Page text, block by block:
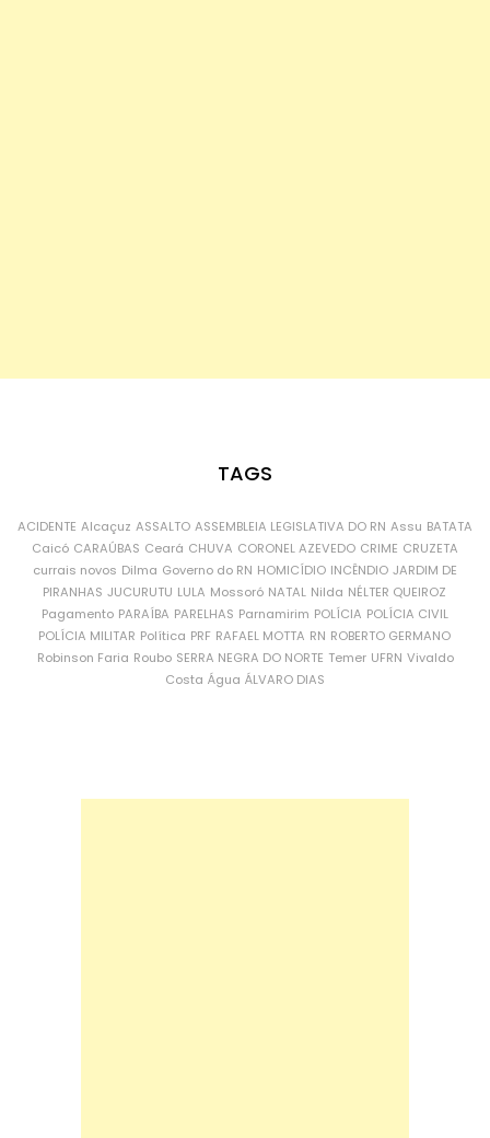
TAGS
ACIDENTE Alcaçuz ASSALTO ASSEMBLEIA LEGISLATIVA DO RN Assu BATATA
Caicó CARAÚBAS Ceará CHUVA CORONEL AZEVEDO CRIME CRUZETA
currais novos Dilma Governo do RN HOMICÍDIO INCÊNDIO JARDIM DE
PIRANHAS JUCURUTU LULA Mossoró NATAL Nilda NÉLTER QUEIROZ
Pagamento PARAÍBA PARELHAS Parnamirim POLÍCIA POLÍCIA CIVIL
POLÍCIA MILITAR Política PRF RAFAEL MOTTA RN ROBERTO GERMANO
Robinson Faria Roubo SERRA NEGRA DO NORTE Temer UFRN Vivaldo
Costa Água ÁLVARO DIAS